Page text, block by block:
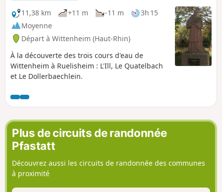
11,38 km
+11 m -11 m
3h 15
Moyenne
Départ à Wittenheim (Haut-Rhin)
À la découverte des trois cours d'eau de
Wittenheim à Ruelisheim : L'Ill, Le Quatelbach
et Le Dollerbaechlein.
Plus de circuits de randonnée
Pfastatt
Découvrez aussi les circuits de randonnée des communes
à proximité